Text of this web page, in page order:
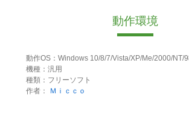
動作環境
動作OS：Windows 10/8/7/Vista/XP/Me/2000/NT/
機種：汎用
種類：フリーソフト
作者：
Ｍｉｃｃｏ